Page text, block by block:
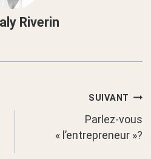
Riverin
SUIVANT
Parlez-vous
« l’entrepreneur »?